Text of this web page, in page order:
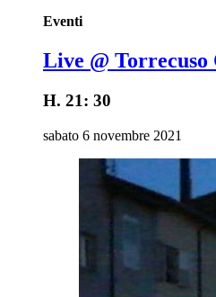
Eventi
Live @
H. 21: 30
sabato 6 novembre 2021